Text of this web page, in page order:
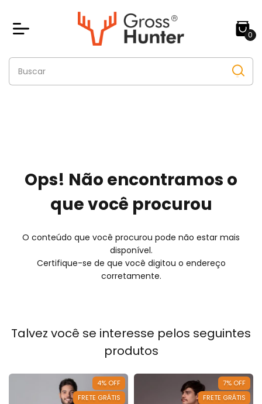
0
Ops! Não encontramos o
que você procurou
O conteúdo que você procurou pode não estar mais
disponível.
Certifique-se de que você digitou o endereço
corretamente.
Talvez você se interesse pelos seguintes
produtos
4% OFF
FRETE GRÁTIS
7% OFF
FRETE GRÁTIS